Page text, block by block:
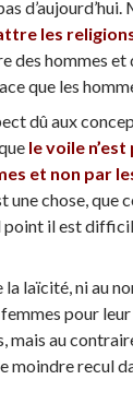
les
des hommes
que les
dû aux
le voile
et non par
une chose, que
point il est
la laïcité, ni au
pour
mais au
moindre recul